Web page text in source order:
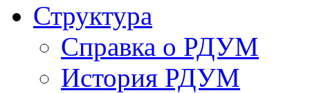
Структура
Справка о РДУМ
История РДУМ